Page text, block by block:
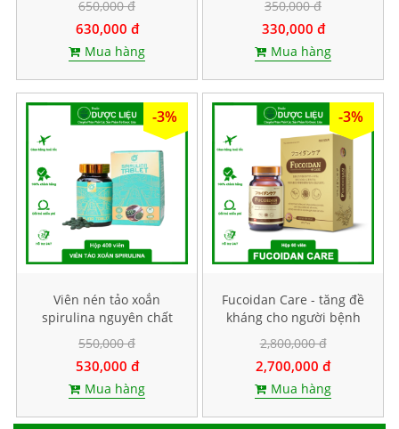
650,000 đ
630,000 đ
Mua hàng
350,000 đ
330,000 đ
Mua hàng
-3%
Viên nén tảo xoắn
spirulina nguyên chất
Spinutri. Hộp 400 viên
550,000 đ
530,000 đ
Mua hàng
-3%
Fucoidan Care - tăng đề
kháng cho người bệnh
ung thư, Hộp 60 viên
nang cứng
2,800,000 đ
2,700,000 đ
Mua hàng